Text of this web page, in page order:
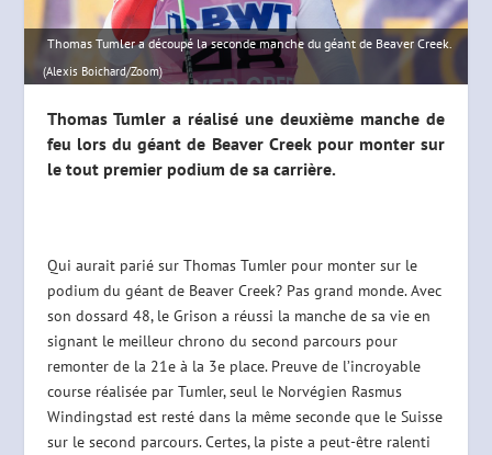
Thomas Tumler a découpé la seconde manche du géant de Beaver Creek.
(Alexis Boichard/Zoom)
Thomas Tumler a réalisé une deuxième manche de
feu lors du géant de Beaver Creek pour monter sur
le tout premier podium de sa carrière.
Qui aurait parié sur Thomas Tumler pour monter sur le
podium du géant de Beaver Creek? Pas grand monde. Avec
son dossard 48, le Grison a réussi la manche de sa vie en
signant le meilleur chrono du second parcours pour
remonter de la 21e à la 3e place. Preuve de l’incroyable
course réalisée par Tumler, seul le Norvégien Rasmus
Windingstad est resté dans la même seconde que le Suisse
sur le second parcours. Certes, la piste a peut-être ralenti